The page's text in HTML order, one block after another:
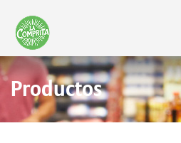
main
content
Productos